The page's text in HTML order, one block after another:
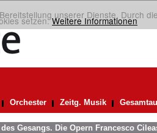
unserer Dienste. Durch
setzen.Weitere Informationen
Orchester Zeitg. Musik
Gesangs. Die Opern Francesco